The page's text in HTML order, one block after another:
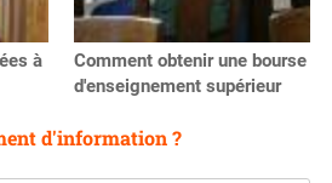
à
Comment obtenir une bourse
d'enseignement supérieur
d'information ?